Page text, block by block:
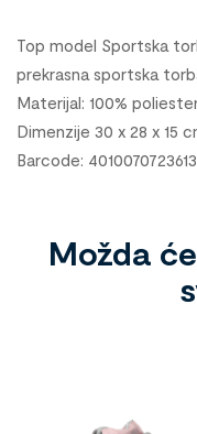
Top model Sportska
prekrasna sportska
Materijal: 100%
Dimenzije 30 x 28 x 15
Barcode: 4010070723613
Možda